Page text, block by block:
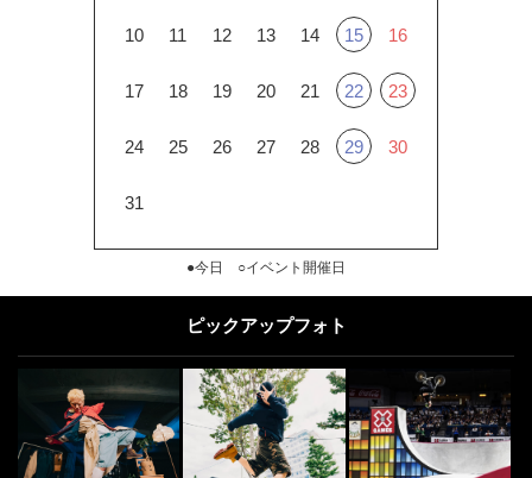
10 11 12 13 14 15 16
17 18 19 20 21 22 23
24 25 26 27 28 29 30
31
●今日 ○イベント開催日
ピックアップフォト